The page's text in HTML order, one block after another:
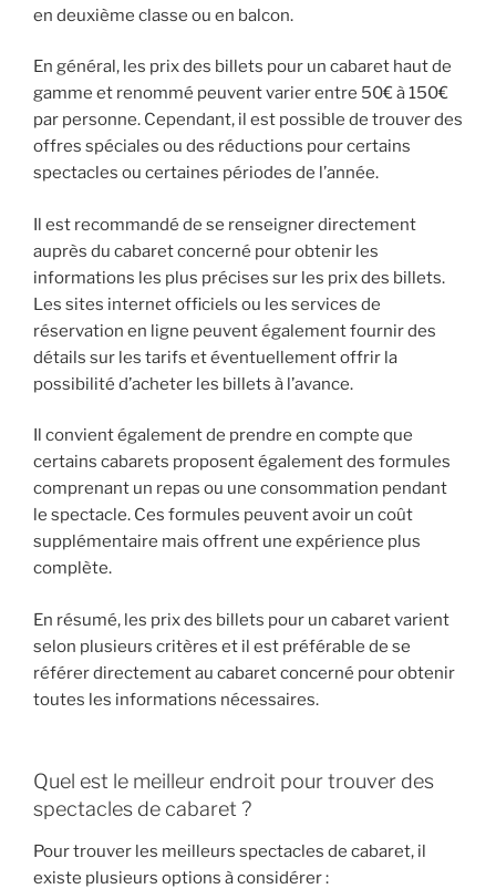
en deuxième classe ou en balcon.
En général, les prix des billets pour un cabaret haut de
gamme et renommé peuvent varier entre 50€ à 150€
par personne. Cependant, il est possible de trouver des
offres spéciales ou des réductions pour certains
spectacles ou certaines périodes de l’année.
Il est recommandé de se renseigner directement
auprès du cabaret concerné pour obtenir les
informations les plus précises sur les prix des billets.
Les sites internet officiels ou les services de
réservation en ligne peuvent également fournir des
détails sur les tarifs et éventuellement offrir la
possibilité d’acheter les billets à l’avance.
Il convient également de prendre en compte que
certains cabarets proposent également des formules
comprenant un repas ou une consommation pendant
le spectacle. Ces formules peuvent avoir un coût
supplémentaire mais offrent une expérience plus
complète.
En résumé, les prix des billets pour un cabaret varient
selon plusieurs critères et il est préférable de se
référer directement au cabaret concerné pour obtenir
toutes les informations nécessaires.
Quel est le meilleur endroit pour trouver des
spectacles de cabaret ?
Pour trouver les meilleurs spectacles de cabaret, il
existe plusieurs options à considérer :